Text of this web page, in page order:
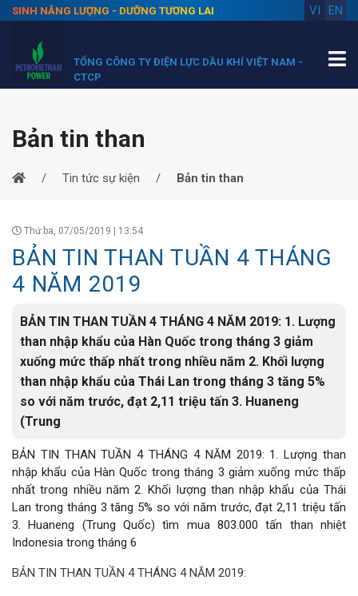
SINH NĂNG LƯỢNG - DƯỠNG TƯƠNG LAI EN
VI
TỔNG CÔNG TY ĐIỆN LỰC DẦU KHÍ VIỆT NAM -
CTCP
Bản tin than
Tin tức sự kiện Bản tin than
Thứ ba, 07/05/2019 | 13:54
BẢN TIN THAN TUẦN 4 THÁNG
4 NĂM 2019
BẢN TIN THAN TUẦN 4 THÁNG 4 NĂM 2019: 1. Lượng
than nhập khẩu của Hàn Quốc trong tháng 3 giảm
xuống mức thấp nhất trong nhiều năm 2. Khối lượng
than nhập khẩu của Thái Lan trong tháng 3 tăng 5%
so với năm trước, đạt 2,11 triệu tấn 3. Huaneng
(Trung
BẢN TIN THAN TUẦN 4 THÁNG 4 NĂM 2019: 1. Lượng than
nhập khẩu của Hàn Quốc trong tháng 3 giảm xuống mức thấp
nhất trong nhiều năm 2. Khối lượng than nhập khẩu của Thái
Lan trong tháng 3 tăng 5% so với năm trước, đạt 2,11 triệu tấn
3. Huaneng (Trung Quốc) tìm mua 803.000 tấn than nhiệt
Indonesia trong tháng 6
BẢN TIN THAN TUẦN 4 THÁNG 4 NĂM 2019: